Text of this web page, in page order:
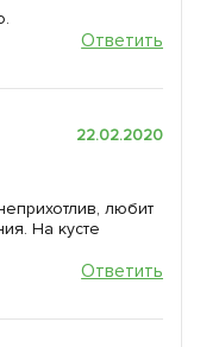
Ответить
22.02.2020
любит
На кусте
Ответить